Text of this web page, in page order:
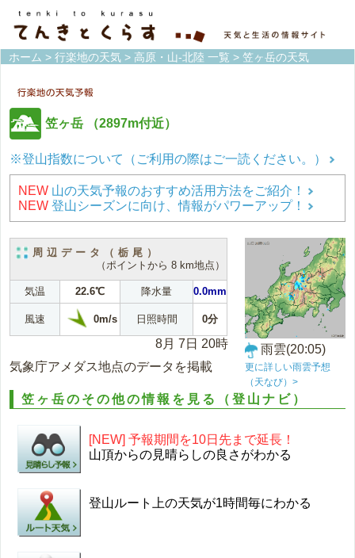
ホーム > 行楽地の天気 > 高原・山-北陸 一覧 > 笠ヶ岳の天気
笠ヶ岳 （2897m付近）
※登山指数について（ご利用の際はご一読ください。）
NEW 山の天気予報のおすすめ活用方法をご紹介！
NEW 登山シーズンに向け、情報がパワーアップ！
周辺データ（栃尾）
（ポイントから 8 km地点）
気温 22.6℃ 降水量 0.0mm
風速 0m/s 日照時間 0分
8月 7日 20時
気象庁アメダス地点のデータを掲載
雨雲(20:05)
更に詳しい雨雲予想
（天なび）>
笠ヶ岳のその他の情報を見る（登山ナビ）
[NEW] 予報期間を10日先まで延長！
山頂からの見晴らしの良さがわかる
登山ルート上の天気が1時間毎にわかる